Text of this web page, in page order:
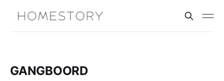
GANGBOORD